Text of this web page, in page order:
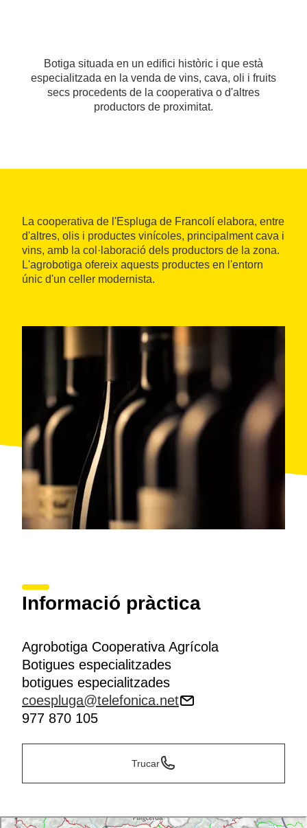
Botiga situada en un edifici històric i que està
especialitzada en la venda de vins, cava, oli i fruits
secs procedents de la cooperativa o d'altres
productors de proximitat.
La cooperativa de l'Espluga de Francolí elabora, entre
d'altres, olis i productes vinícoles, principalment cava i
vins, amb la col·laboració dels productors de la zona.
L'agrobotiga ofereix aquests productes en l'entorn
únic d'un celler modernista.
Informació pràctica
Agrobotiga Cooperativa Agrícola
Botigues especialitzades
botigues especialitzades
coespluga@telefonica.net
977 870 105
Trucar